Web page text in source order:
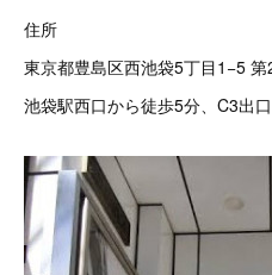
住所
東京都豊島区西池袋5丁目1−5
池袋駅西口から徒歩5分、C3出